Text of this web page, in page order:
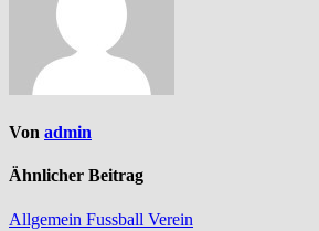
Von admin
Ähnlicher Beitrag
Allgemein Fussball Verein